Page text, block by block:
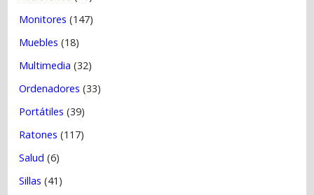
Monitores (147)
Muebles (18)
Multimedia (32)
Ordenadores (33)
Portátiles (39)
Ratones (117)
Salud (6)
Sillas (41)